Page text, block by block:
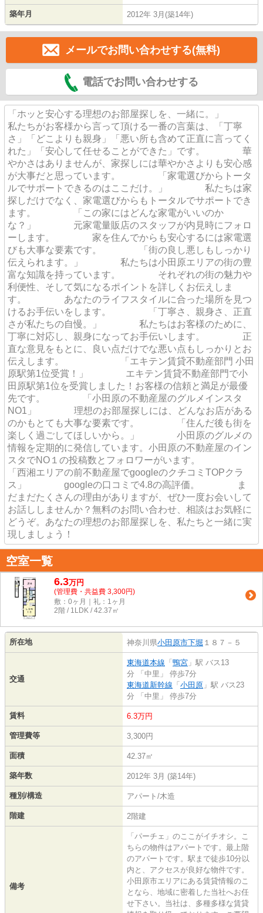
築年月 2012年 3月(築14年)
メールでお問い合わせする(無料)
電話でお問い合わせする
「ホッと安心する理想のお部屋探しを、一緒に。」
私たちがお客様から言って頂ける一番の言葉は、「丁寧
さ」「どこよりも親身」「悪い所も含めて正直に言ってく
れた」「安心して任せることができた」です。 華
やかさはありませんが、家探しには華やかさよりも安心感
が大事だと思っています。 「家電選びからトータ
ルでサポートできるのはここだけ。」 私たちは家
探しだけでなく、家電選びからもトータルでサポートでき
ます。 「この家にはどんな家電がいいのか
な？」 元家電量販店のスタッフが内見時にフォロ
ーします。 家を住んでからも安心するには家電選
びも大事な要素です。 「街の良し悪しもしっかり
伝えられます。」 私たちは小田原エリアの街の豊
富な知識を持っています。 それぞれの街の魅力や
利便性、そして気になるポイントを詳しくお伝えしま
す。 あなたのライフスタイルに合った場所を見つ
けるお手伝いをします。 「丁寧さ、親身さ、正直
さが私たちの自慢。」 私たちはお客様のために、
丁寧に対応し、親身になってお手伝いします。 正
直な意見をもとに、良い点だけでな悪い点もしっかりとお
伝えします。 「エキテン賃貸不動産部門 小田
原駅第1位受賞！」 エキテン賃貸不動産部門で小
田原駅第1位を受賞しました！お客様の信頼と満足が最優
先です。 「小田原の不動産屋のグルメインスタ
NO1」 理想のお部屋探しには、どんなお店がある
のかもとても大事な要素です。 「住んだ後も街を
楽しく過ごしてほしいから。」 小田原のグルメの
情報を定期的に発信しています。小田原の不動産屋のイン
スタでNO１の投稿数とフォロワーがいます。
「西湘エリアの前不動産屋でgoogleのクチコミTOPクラ
ス」 googleの口コミで4.8の高評価。 ま
だまだたくさんの理由がありますが、ぜひ一度お会いして
お話ししませんか？無料のお問い合わせ、相談はお気軽に
どうぞ。あなたの理想のお部屋探しを、私たちと一緒に実
現しましょう！
空室一覧
6.3万円
(管理費・共益費 3,300円)
敷：0ヶ月｜礼：1ヶ月
2階 / 1LDK / 42.37㎡
所在地 神奈川県小田原市下堀 １８７－５
交通
東海道本線 「 鴨宮 」駅 バス13
分 「中里」 停歩7分
東海道新幹線 「 小田原 」駅 バス23
分 「中里」 停歩7分
賃料 6.3万円
管理費等 3,300円
面積 42.37㎡
築年数 2012年 3月 (築14年)
種別/構造 アパート/木造
階建 2階建
備考
「パーチェ」のここがイチオシ。こ
ちらの物件はアパートです。最上階
のアパートです。駅まで徒歩10分以
内と、アクセスが良好な物件です。
小田原市エリアにある賃貸情報のこ
となら、地域に密着した当社へお任
せ下さい。当社は、多種多様な賃貸